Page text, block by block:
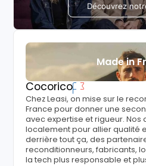
Découvrez
Made in
Cocorico
Chez Leasi, on mise sur le
France pour donner une
avec expertise et rigueur. Nos
localement pour allier qualité
derrière tout ça, des
reconditionneurs, fabricants,
la tech plus responsable et